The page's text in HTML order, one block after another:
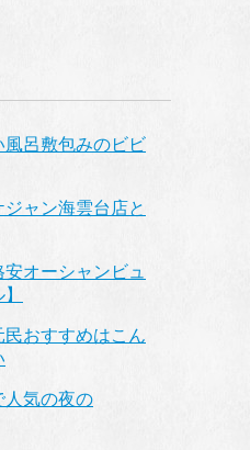
風呂敷包みのビビ
ャン海雲台店と
オーシャンビュ
おすすめはこん
人気の夜の